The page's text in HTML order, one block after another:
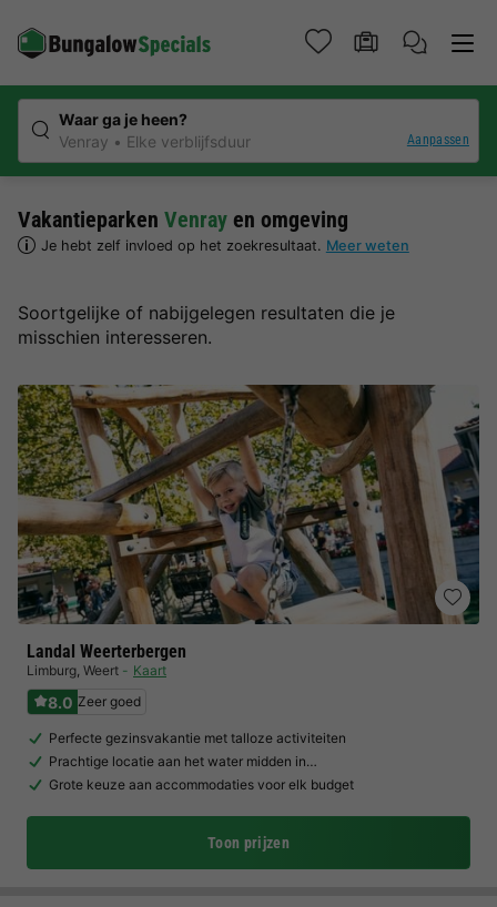
Waar ga je heen?
Venray
Elke verblijfsduur Aanpassen
Vakantieparken Venray en omgeving
Je hebt zelf invloed op het zoekresultaat. Meer weten
Soortgelijke of nabijgelegen resultaten die je
misschien interesseren.
Landal Weerterbergen
Limburg, Weert Kaart
8.0 Zeer goed
Perfecte gezinsvakantie met talloze activiteiten
Prachtige locatie aan het water midden in…
Grote keuze aan accommodaties voor elk budget
Toon prijzen